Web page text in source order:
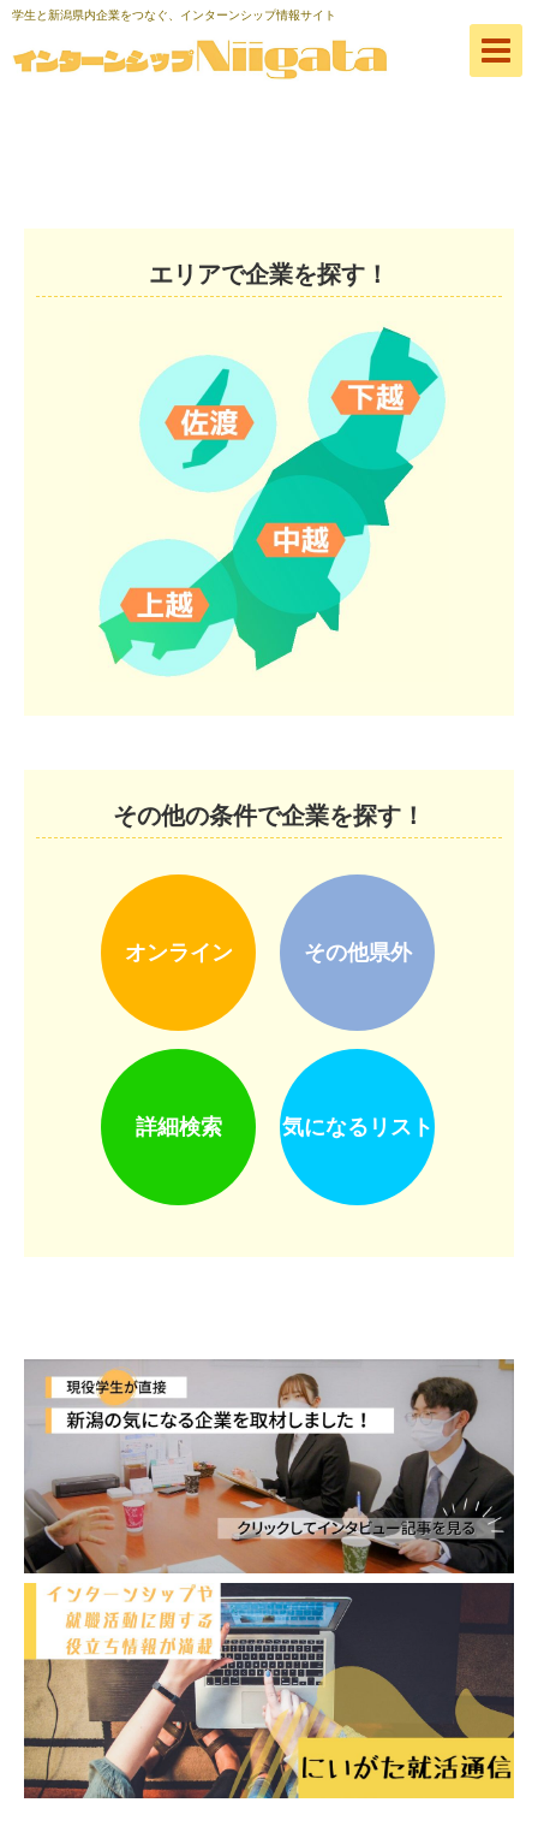
学生と新潟県内企業をつなぐ、インターンシップ情報サイト
エリアで企業を探す！
その他の条件で企業を探す！
オンライン その他県外
詳細検索 気になるリスト